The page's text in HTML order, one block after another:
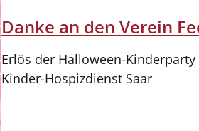
Danke an den Verein
Erlös der Halloween-
Kinder-Hospizdienst Saar